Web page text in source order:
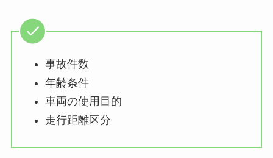
事故件数
年齢条件
車両の使用目的
走行距離区分